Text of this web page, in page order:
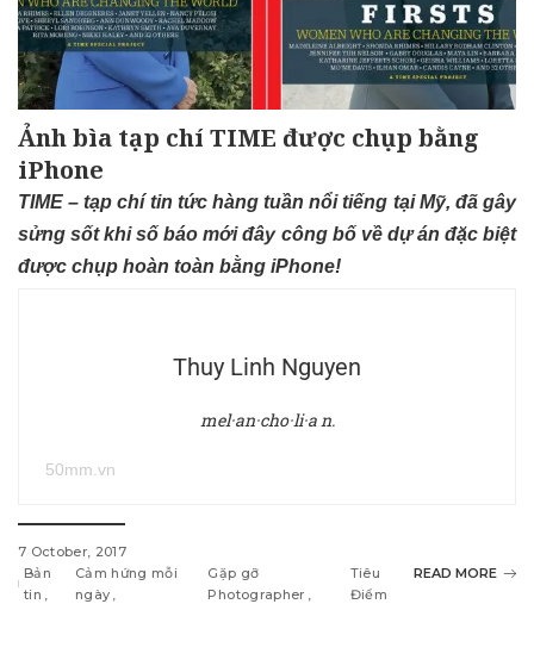
Ảnh bìa tạp chí TIME được chụp bằng
iPhone
TIME – tạp chí tin tức hàng tuần nổi tiếng tại Mỹ, đã gây
sửng sốt khi số báo mới đây công bố về dự án đặc biệt
được chụp hoàn toàn bằng iPhone!
Thuy Linh Nguyen
mel·an·cho·li·a n.
50mm.vn
7 October, 2017
Bản
tin
Cảm hứng mỗi
ngày
Gặp gỡ
Photographer
Tiêu
Điểm
READ MORE